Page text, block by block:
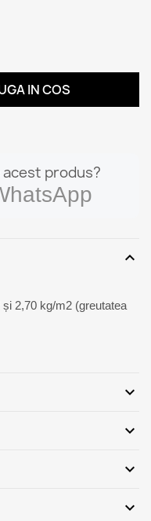
IN COS
produs?
expand_more
2,70 kg/m2 (greutatea
expand_more
expand_more
expand_more
expand_more